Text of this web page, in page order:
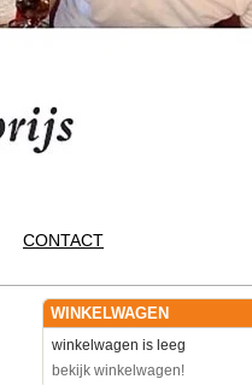
CONTACT
WINKELWAGEN
winkelwagen is leeg
bekijk winkelwagen!